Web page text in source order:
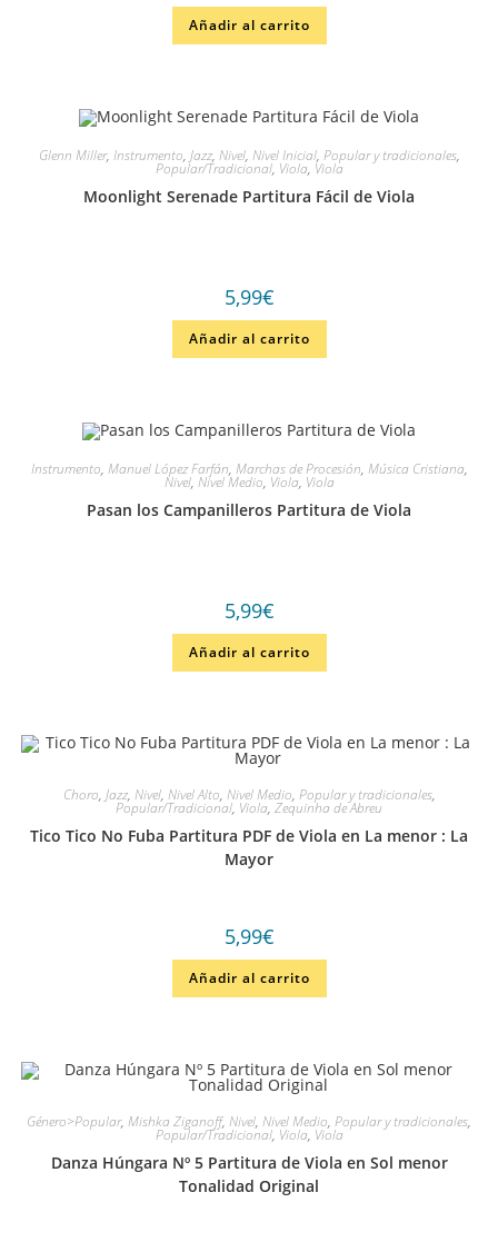
Añadir al carrito
Glenn Miller, Instrumento, Jazz, Nivel, Nivel Inicial, Popular y tradicionales,
Popular/Tradicional, Viola, Viola
Moonlight Serenade Partitura Fácil de Viola
5,99€
Añadir al carrito
Instrumento, Manuel López Farfán, Marchas de Procesión, Música Cristiana,
Nivel, Nivel Medio, Viola, Viola
Pasan los Campanilleros Partitura de Viola
5,99€
Añadir al carrito
Choro, Jazz, Nivel, Nivel Alto, Nivel Medio, Popular y tradicionales,
Popular/Tradicional, Viola, Zequinha de Abreu
Tico Tico No Fuba Partitura PDF de Viola en La menor : La
Mayor
5,99€
Añadir al carrito
Género>Popular, Mishka Ziganoff, Nivel, Nivel Medio, Popular y tradicionales,
Popular/Tradicional, Viola, Viola
Danza Húngara Nº 5 Partitura de Viola en Sol menor
Tonalidad Original